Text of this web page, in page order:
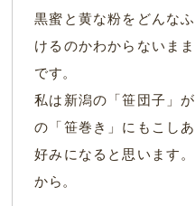
黒蜜と黄な粉をどんな
けるのかわからないま
です。
私は新潟の「笹団子」
の「笹巻き」にもこし
好みになると思います
から。